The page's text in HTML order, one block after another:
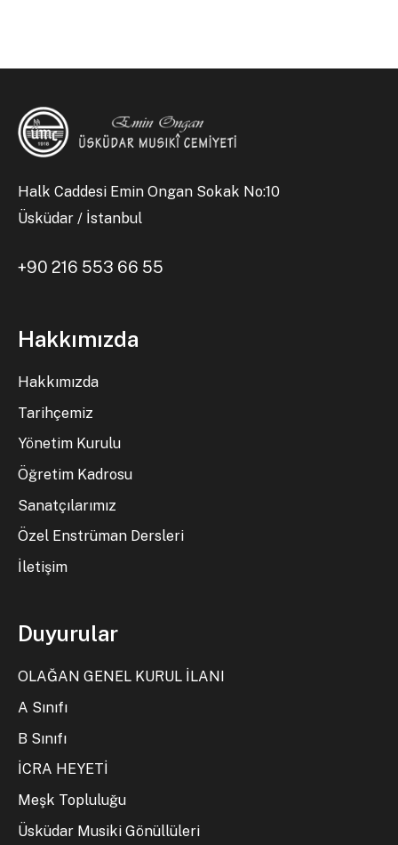
Halk Caddesi Emin Ongan Sokak No:10
Üsküdar / İstanbul
+90 216 553 66 55
Hakkımızda
Hakkımızda
Tarihçemiz
Yönetim Kurulu
Öğretim Kadrosu
Sanatçılarımız
Özel Enstrüman Dersleri
İletişim
Duyurular
OLAĞAN GENEL KURUL İLANI
A Sınıfı
B Sınıfı
İCRA HEYETİ
Meşk Topluluğu
Üsküdar Musiki Gönüllüleri